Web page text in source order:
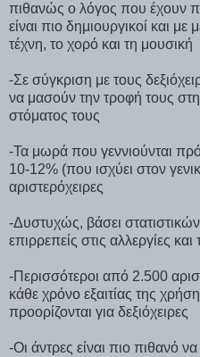
πιθανώς ο λόγος που έχουν
είναι πιο δημιουργικοί και
τέχνη, το χορό και τη μουσική
-Σε σύγκριση με τους
να μασούν την τροφή τους
στόματος τους
-Τα μωρά που γεννιούνται
10-12% (που ισχύει στον
αριστερόχειρες
-Δυστυχώς, βάσει
επιρρεπείς στις αλλεργίες και
-Περισσότεροι από 2.500
κάθε χρόνο εξαιτίας της
προορίζονται για δεξιόχειρες
-Οι άντρες είναι πιο πιθανό να